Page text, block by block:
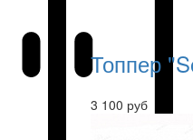
Топпер
3 100 руб